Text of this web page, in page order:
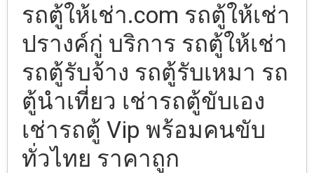
รถตู้ให้เช่า.com รถตู้ให้เช่า
ปรางค์กู่ บริการ รถตู้ให้เช่า
รถตู้รับจ้าง รถตู้รับเหมา รถ
ตู้นำเที่ยว เช่ารถตู้ขับเอง
เช่ารถตู้ Vip พร้อมคนขับ
ทั่วไทย ราคาถูก